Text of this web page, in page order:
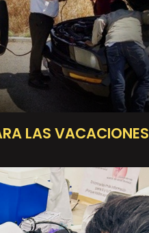
LAS VACACIONES